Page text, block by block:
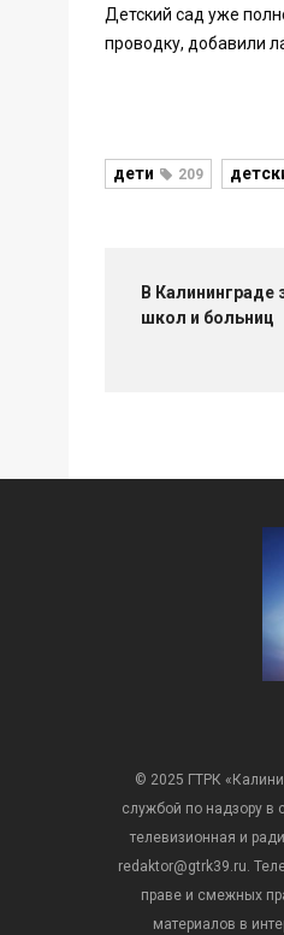
Детский сад уже
проводку, добавили
дети 209
В Калининграде
школ и больниц
© 2025 ГТРК
службой по надзору в
телевизионная и
redaktor@gtrk39.ru.
праве и смежных
материалов в